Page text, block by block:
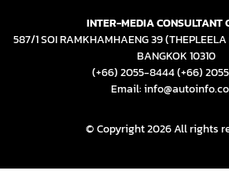
INTER-MEDIA CONSULTANT
587/1 SOI RAMKHAMHAENG 39 (THEPLEELA
BANGKOK 10310
(+66) 2055-8444(+66)
Email:
© Copyright 2026 All rights